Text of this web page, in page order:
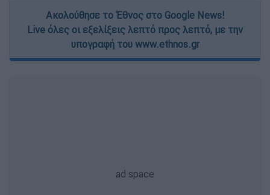
Ακολούθησε το Έθνος στο Google News!
Live όλες οι εξελίξεις λεπτό προς λεπτό, με την
υπογραφή του www.ethnos.gr